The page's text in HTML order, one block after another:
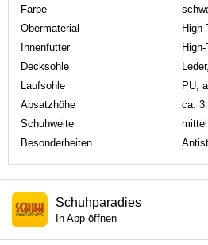
Farbe
Obermaterial
Innenfutter
Decksohle
Laufsohle
PU,
Absatzhöhe
ca. 3
Schuhweite
mittel
Besonderheiten
Schuhparadies
In App öffnen